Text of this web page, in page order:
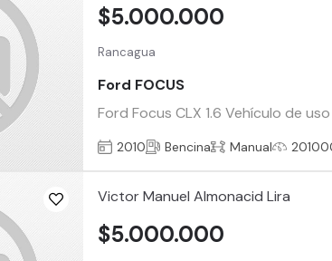
Rancagua
Ford FOCUS
Ford Focus CLX 1.6 Vehículo de
$5.000.000
2010 Bencina Manual
Victor Manuel Almonacid Lira
$5.000.000